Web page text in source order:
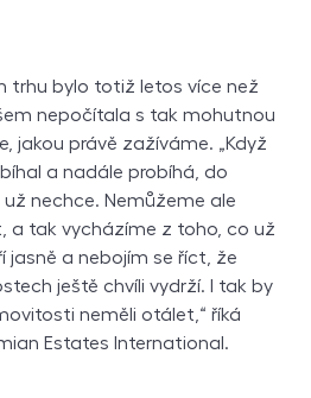
trhu bylo totiž letos více než
nepočítala s tak mohutnou
jakou právě zažíváme. „Když
a nadále probíhá, do
nechce. Nemůžeme ale
a tak vycházíme z toho, co už
jasně a nebojím se říct, že
ještě chvíli vydrží. I tak by
neměli otálet,“ říká
Estates International.